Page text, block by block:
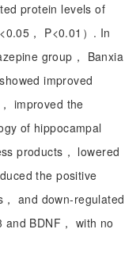
protein levels of
， P<0.01）. In
group， Banxia
improved
improved the
of hippocampal
products， lowered
the positive
and down-regulated
BDNF， with no